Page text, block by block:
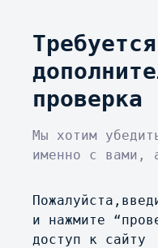
Требуется
проверка
Мы хотим
именно с вами,
и нажмите
доступ к сайту